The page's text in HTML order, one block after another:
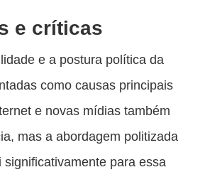
e críticas
e a postura política da
como causas principais
e novas mídias também
mas a abordagem politizada
para essa